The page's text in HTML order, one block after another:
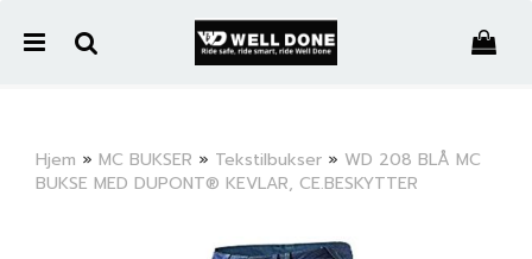
Hjem » MC BUKSER » Tekstilbukser » WD 208 BLÅ MC
BUKSE MED DUPONT® KEVLAR, CE.BESKYTTER